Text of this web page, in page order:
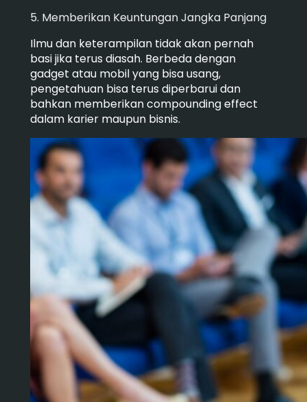
5. Memberikan Keuntungan Jangka Panjang
Ilmu dan keterampilan tidak akan pernah
basi jika terus diasah. Berbeda dengan
gadget atau mobil yang bisa usang,
pengetahuan bisa terus diperbarui dan
bahkan memberikan compounding effect
dalam karier maupun bisnis.